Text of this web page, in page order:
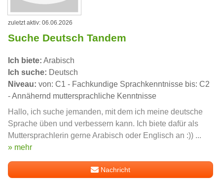
zuletzt aktiv: 06.06.2026
Suche Deutsch Tandem
Ich biete: Arabisch
Ich suche: Deutsch
Niveau: von: C1 - Fachkundige Sprachkenntnisse bis: C2
- Annähernd muttersprachliche Kenntnisse
Hallo, ich suche jemanden, mit dem ich meine deutsche
Sprache üben und verbessern kann. Ich biete dafür als
Muttersprachlerin gerne Arabisch oder Englisch an :)) ...
» mehr
Nachricht